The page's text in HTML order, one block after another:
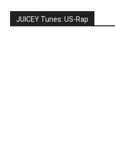
JUICEY Tunes: US-Rap